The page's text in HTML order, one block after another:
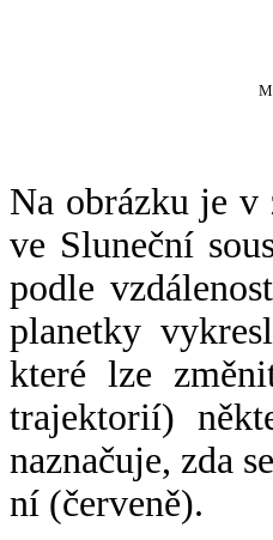
Na obrázku je v
ve Sluneční
podle
planetky
které lze
trajektorií)
naznačuje, zda
ní (červeně).